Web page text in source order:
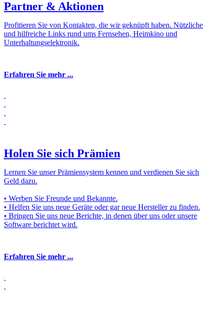
Partner & Aktionen
Profitieren Sie von Kontakten, die wir geknüpft haben. Nützliche
und hilfreiche Links rund ums Fernsehen, Heimkino und
Unterhaltungselektronik.
Erfahren Sie mehr ...
Holen Sie sich Prämien
Lernen Sie unser Prämiensystem kennen und verdienen Sie sich
Geld dazu.
• Werben Sie Freunde und Bekannte.
• Helfen Sie uns neue Geräte oder gar neue Hersteller zu finden.
• Bringen Sie uns neue Berichte, in denen über uns oder unsere
Software berichtet wird.
Erfahren Sie mehr ...